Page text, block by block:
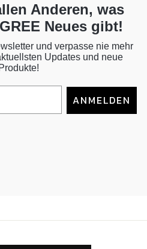
Anderen, was
Neues gibt!
und verpasse nie mehr
Updates und neue
Produkte!
ANMELDEN